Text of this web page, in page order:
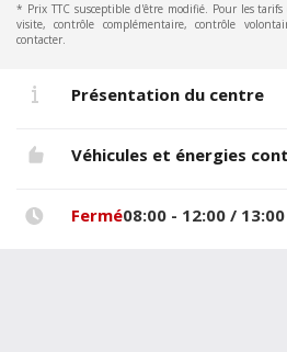
* Prix TTC susceptible d'être modifié. Pour les
visite, contrôle complémentaire, contrôle
contacter.
Présentation du centre
Véhicules et énergies
Fermé08:00 - 12:00 /